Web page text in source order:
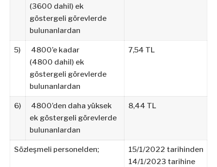
(3600 dahil) ek
göstergeli görevlerde
bulunanlardan
5)
4800’e kadar
(4800 dahil) ek
göstergeli görevlerde
bulunanlardan
7,54 TL
6)
4800’den daha yüksek
ek göstergeli görevlerde
bulunanlardan
8,44 TL
Sözleşmeli personelden;
15/1/2022 tarihinden
14/1/2023 tarihine